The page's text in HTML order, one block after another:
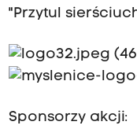
"Przytul
Sponsorzy akcji: